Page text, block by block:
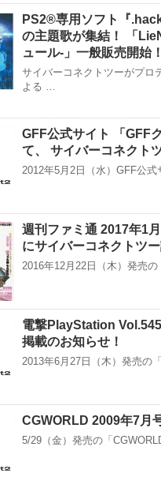
PS2®専用ソフト『
の主題歌が集結！ 「
ュール-」一般販売開始！
サイバーコネクトツーがプロ
よる …
GFF公式サイト 「GFF
て、 サイバーコネクト
2012年5月2日（水）GFF公
週刊ファミ通 2017年1
にサイバーコネクトツ
2016年12月22日（木）発売
電撃PlayStation
掲載のお知らせ！
2013年6月27日（木）発売の
CGWORLD 2009年7
5/29（金）発売の「